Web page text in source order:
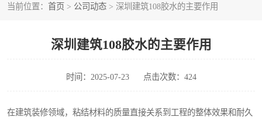
当前位置： 首页 > 公司动态 > 深圳建筑108胶水的主要作用
深圳建筑108胶水的主要作用
时间：2025-07-23 点击次数：424
在建筑装修领域，粘结材料的质量直接关系到工程的整体效果和耐久